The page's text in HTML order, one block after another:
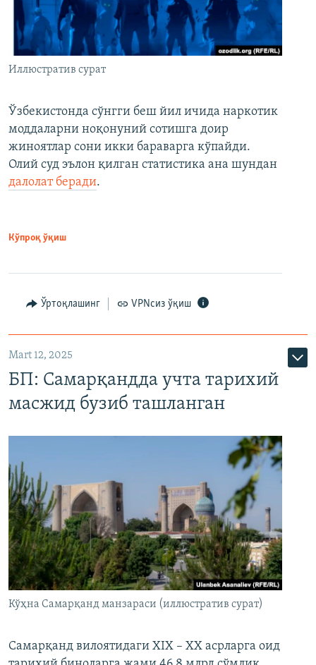
Иллюстратив сурат
Ўзбекистонда сўнгги беш йил ичида наркотик
моддаларни ноқонуний сотишга доир
жиноятлар сони икки бараварга кўпайди.
Олий суд эълон қилган статистика ана шундан
далолат беради.
Кўпроқ ўқиш
Ўртоқлашинг VPNсиз ўқиш
Mart 12, 2025
БП: Самарқандда учта тарихий
масжид бузиб ташланган
Кўҳна Самарқанд манзараси (иллюстратив сурат)
Самарқанд вилоятидаги XIX – XX асрларга оид